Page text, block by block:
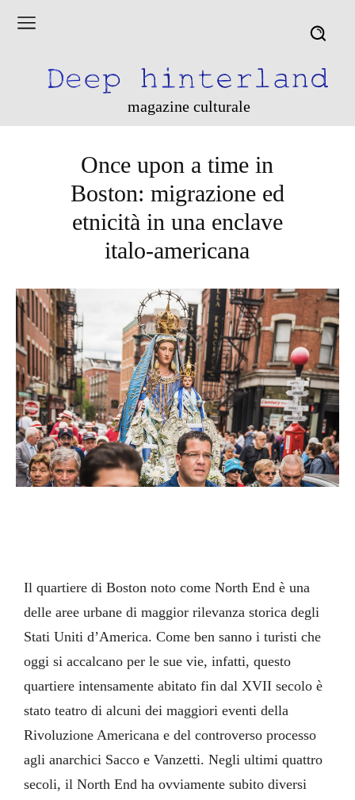
magazine culturale
Once upon a time in
Boston: migrazione ed
etnicità in una enclave
italo-americana
Il quartiere di Boston noto come North End è una
delle aree urbane di maggior rilevanza storica degli
Stati Uniti d’America. Come ben sanno i turisti che
oggi si accalcano per le sue vie, infatti, questo
quartiere intensamente abitato fin dal XVII secolo è
stato teatro di alcuni dei maggiori eventi della
Rivoluzione Americana e del controverso processo
agli anarchici Sacco e Vanzetti. Negli ultimi quattro
secoli, il North End ha ovviamente subito diversi